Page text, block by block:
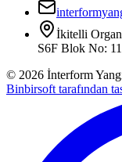
İkitelli
S6F Blok No:
© 2026 İnterform
Binbirsoft tarafından